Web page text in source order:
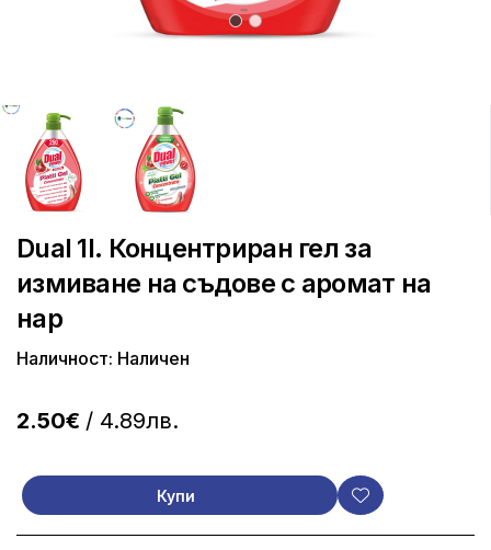
Dual 1l. Концентриран гел за
измиване на съдове с аромат на
нар
Наличност: Наличен
2.50€ / 4.89лв.
Купи